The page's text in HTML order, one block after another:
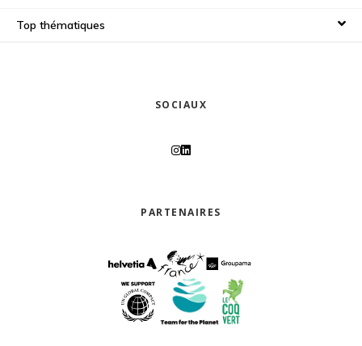
Top thématiques
SOCIAUX
PARTENAIRES